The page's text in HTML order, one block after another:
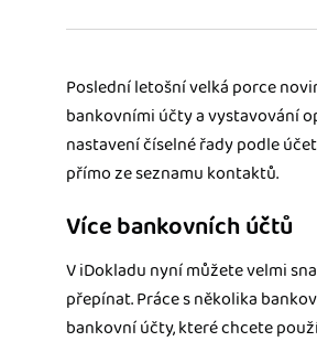
úřad v naprostém pořádku.
Propojení na další systémy
Nechte iDoklad pracovat za vás.
Poslední letošní velká porce
bankovními účty a vystavování
nastavení číselné řady podle
přímo ze seznamu kontaktů.
Více bankovních účtů
V iDokladu nyní můžete velmi
přepínat. Práce s několika
bankovní účty, které chcete